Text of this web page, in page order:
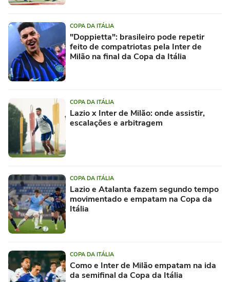
COPA DA ITÁLIA
"Doppietta": brasileiro pode repetir
feito de compatriotas pela Inter de
Milão na final da Copa da Itália
COPA DA ITÁLIA
Lazio x Inter de Milão: onde assistir,
escalações e arbitragem
COPA DA ITÁLIA
Lazio e Atalanta fazem segundo tempo
movimentado e empatam na Copa da
Itália
COPA DA ITÁLIA
Como e Inter de Milão empatam na ida
da semifinal da Copa da Itália